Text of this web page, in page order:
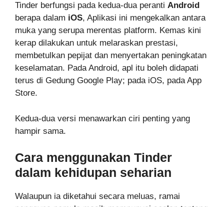
Tinder berfungsi pada kedua-dua peranti Android
berapa dalam iOS, Aplikasi ini mengekalkan antara
muka yang serupa merentas platform. Kemas kini
kerap dilakukan untuk melaraskan prestasi,
membetulkan pepijat dan menyertakan peningkatan
keselamatan. Pada Android, apl itu boleh didapati
terus di Gedung Google Play; pada iOS, pada App
Store.
Kedua-dua versi menawarkan ciri penting yang
hampir sama.
Cara menggunakan Tinder
dalam kehidupan seharian
Walaupun ia diketahui secara meluas, ramai